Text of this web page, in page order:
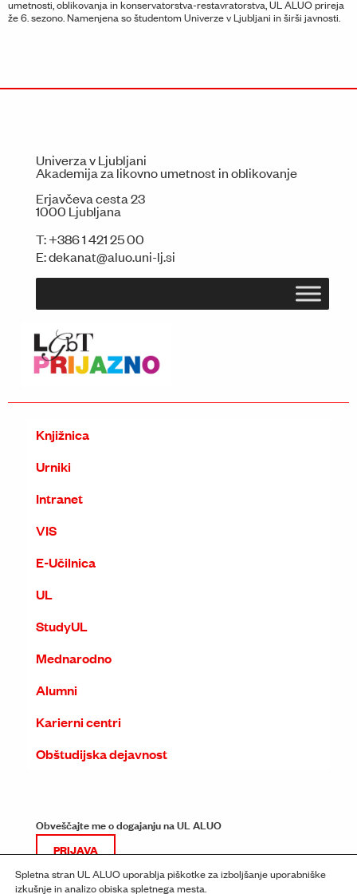
umetnosti, oblikovanja in konservatorstva-restavratorstva, UL ALUO prireja
že 6. sezono. Namenjena so študentom Univerze v Ljubljani in širši javnosti.
Univerza v Ljubljani
Akademija za likovno umetnost in oblikovanje
Erjavčeva cesta 23
1000 Ljubljana
T:+386 1 421 25 00
E:dekanat@aluo.uni-lj.si
Knjižnica
Urniki
Intranet
VIS
E-Učilnica
UL
StudyUL
Mednarodno
Alumni
Karierni centri
Obštudijska dejavnost
Obveščajte me o dogajanju na UL ALUO
PRIJAVA
Spletna stran UL ALUO uporablja piškotke za izboljšanje uporabniške
izkušnje in analizo obiska spletnega mesta.